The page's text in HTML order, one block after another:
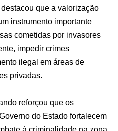
que a valorização
instrumento importante
cometidas por invasores
impedir crimes
ilegal em áreas de
privadas.
reforçou que os
do Estado fortalecem